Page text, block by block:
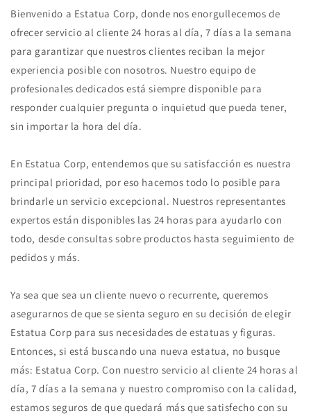
Bienvenido a Estatua Corp, donde nos enorgullecemos de
ofrecer servicio al cliente 24 horas al día, 7 días a la semana
para garantizar que nuestros clientes reciban la mejor
experiencia posible con nosotros. Nuestro equipo de
profesionales dedicados está siempre disponible para
responder cualquier pregunta o inquietud que pueda tener,
sin importar la hora del día.
En Estatua Corp, entendemos que su satisfacción es nuestra
principal prioridad, por eso hacemos todo lo posible para
brindarle un servicio excepcional. Nuestros representantes
expertos están disponibles las 24 horas para ayudarlo con
todo, desde consultas sobre productos hasta seguimiento de
pedidos y más.
Ya sea que sea un cliente nuevo o recurrente, queremos
asegurarnos de que se sienta seguro en su decisión de elegir
Estatua Corp para sus necesidades de estatuas y figuras.
Entonces, si está buscando una nueva estatua, no busque
más: Estatua Corp. Con nuestro servicio al cliente 24 horas al
día, 7 días a la semana y nuestro compromiso con la calidad,
estamos seguros de que quedará más que satisfecho con su